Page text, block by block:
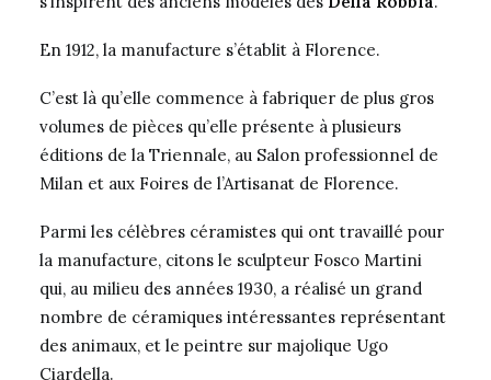
En 1912, la manufacture s’établit à Florence.
C’est là qu’elle commence à fabriquer de plus gros
volumes de pièces qu’elle présente à plusieurs
éditions de la Triennale, au Salon professionnel de
Milan et aux Foires de l’Artisanat de Florence.
Parmi les célèbres céramistes qui ont travaillé pour
la manufacture, citons le sculpteur Fosco Martini
qui, au milieu des années 1930, a réalisé un grand
nombre de céramiques intéressantes représentant
des animaux, et le peintre sur majolique Ugo
Ciardella.